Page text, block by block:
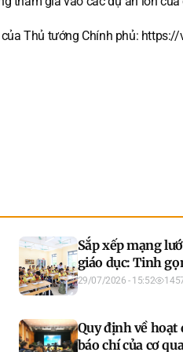
Thủ tướng Chính phủ:
Sắp xếp mạng
giáo dục: Tinh
nâng cao chất
29/07/2026 - 15:52
Quy định về hoạt
báo chí của cơ